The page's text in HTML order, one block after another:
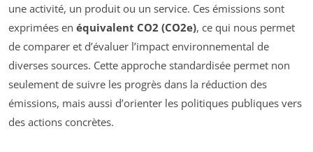
une activité, un produit ou un service. Ces émissions sont
exprimées en équivalent CO2 (CO2e), ce qui nous permet
de comparer et d’évaluer l’impact environnemental de
diverses sources. Cette approche standardisée permet non
seulement de suivre les progrès dans la réduction des
émissions, mais aussi d’orienter les politiques publiques vers
des actions concrètes.